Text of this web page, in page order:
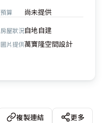
預算 尚未提供
房屋狀況自地自建
圖片提供萬寶隆空間設計
複製連結
更多